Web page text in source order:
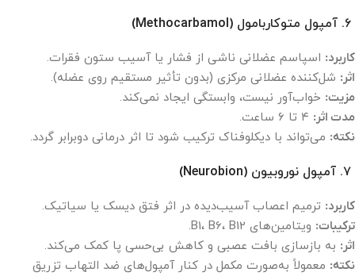
کاربرد: اسپاسم عضلانی ناشی از فشار یا آسیب ستون فقرات.
اثر: شل‌کننده عضلانی مرکزی (بدون تأثیر مستقیم روی عضله).
مزیت: خواب‌آور نیست، وابستگی ایجاد نمی‌کند.
مدت اثر:
نکته: می‌تواند با دیکلوفناک ترکیب شود تا اثر درمانی دوبرابر گردد.
کاربرد: ترمیم اعصاب آسیب‌دیده در اثر فتق دیسک یا سیاتیک.
ترکیبات: ویتامین‌های B1، B6، B12.
اثر: به بازسازی بافت عصبی و کاهش بی‌حسی پا کمک می‌کند.
نکته: معمولاً به‌صورت مکمل در کنار آمپول‌های ضد التهاب تزریق